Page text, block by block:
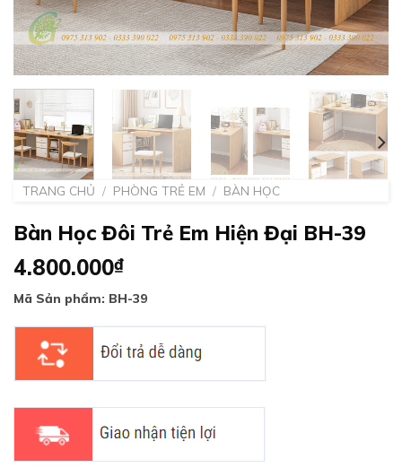
TRANG CHỦ / PHÒNG TRẺ EM / BÀN HỌC
Bàn Học Đôi Trẻ Em Hiện Đại BH-39
4.800.000₫
Mã Sản phẩm: BH-39